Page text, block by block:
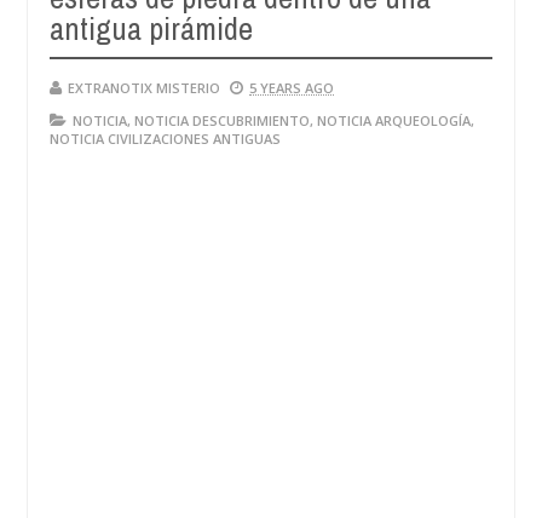
antigua pirámide
EXTRANOTIX MISTERIO
5 YEARS AGO
NOTICIA, NOTICIA DESCUBRIMIENTO, NOTICIA ARQUEOLOGÍA,
NOTICIA CIVILIZACIONES ANTIGUAS